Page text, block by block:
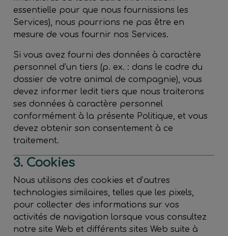
essentielle pour que nous fournissions les
Services), nous pourrions ne pas être en
mesure de vous fournir nos Services.
Si vous avez fourni des données à caractère
personnel d’un tiers (p. ex. : dans le cadre du
dossier de votre animal de compagnie), vous
devez informer ledit tiers que nous traiterons
ses données à caractère personnel
conformément à la présente Politique, et vous
devez obtenir son consentement à ce
traitement.
3. Cookies
Nous utilisons des cookies et d’autres
technologies similaires, telles que les pixels,
pour collecter des informations sur vos
activités de navigation lorsque vous consultez
notre site Web et différents sites Web suite à